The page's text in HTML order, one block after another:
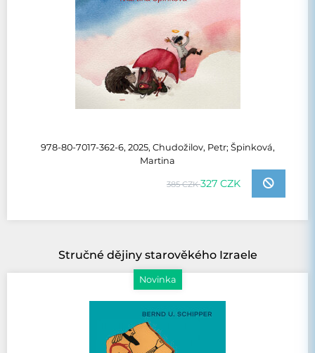
978-80-7017-362-6, 2025, Chudožilov, Petr; Špinková,
Martina
385 CZK327 CZK
Novinka
Stručné dějiny starověkého Izraele